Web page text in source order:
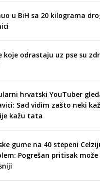
u BiH sa 20 kilograma
koje odrastaju uz pse su
hrvatski YouTuber
Sad vidim zašto neki
kažu tata
gume na 40 stepeni
Pogrešan pritisak